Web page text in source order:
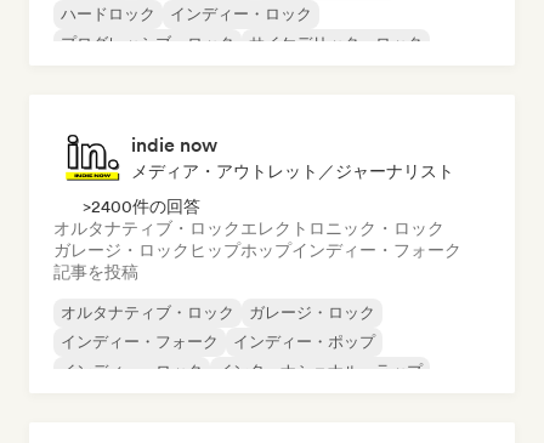
ハードロック
インディー・ロック
プログレッシブ・ロック
サイケデリック・ロック
indie now
メディア・アウトレット／ジャーナリスト
>2400件の回答
オルタナティブ・ロックエレクトロニック・ロック
ガレージ・ロック ヒップホップインディー・フォーク
記事を投稿
オルタナティブ・ロック
ガレージ・ロック
インディー・フォーク
インディー・ポップ
インディー・ロック
インターナショナル・ラップ